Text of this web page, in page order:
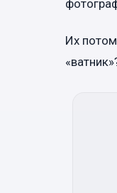
Их